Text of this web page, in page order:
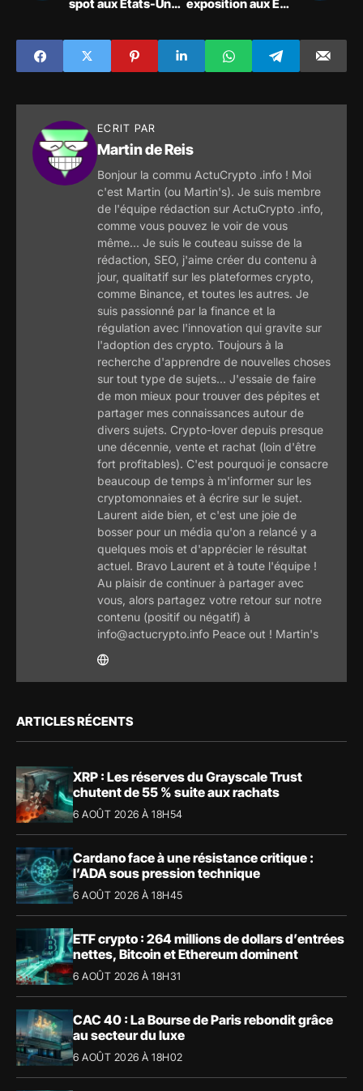
spot aux États-Unis exposition aux ETF
ECRIT PAR
Martin de Reis
Bonjour la commu ActuCrypto .info ! Moi
c'est Martin (ou Martin's). Je suis membre
de l'équipe rédaction sur ActuCrypto .info,
comme vous pouvez le voir de vous
même... Je suis le couteau suisse de la
rédaction, SEO, j'aime créer du contenu à
jour, qualitatif sur les plateformes crypto,
comme Binance, et toutes les autres. Je
suis passionné par la finance et la
régulation avec l'innovation qui gravite sur
l'adoption des crypto. Toujours à la
recherche d'apprendre de nouvelles choses
sur tout type de sujets... J'essaie de faire
de mon mieux pour trouver des pépites et
partager mes connaissances autour de
divers sujets. Crypto-lover depuis presque
une décennie, vente et rachat (loin d'être
fort profitables). C'est pourquoi je consacre
beaucoup de temps à m'informer sur les
cryptomonnaies et à écrire sur le sujet.
Laurent aide bien, et c'est une joie de
bosser pour un média qu'on a relancé y a
quelques mois et d'apprécier le résultat
actuel. Bravo Laurent et à toute l'équipe !
Au plaisir de continuer à partager avec
vous, alors partagez votre retour sur notre
contenu (positif ou négatif) à
info@actucrypto.info Peace out ! Martin's
ARTICLES RÉCENTS
XRP : Les réserves du Grayscale Trust
chutent de 55 % suite aux rachats
6 AOÛT 2026 À 18H54
Cardano face à une résistance critique :
l’ADA sous pression technique
6 AOÛT 2026 À 18H45
ETF crypto : 264 millions de dollars d’entrées
nettes, Bitcoin et Ethereum dominent
6 AOÛT 2026 À 18H31
CAC 40 : La Bourse de Paris rebondit grâce
au secteur du luxe
6 AOÛT 2026 À 18H02